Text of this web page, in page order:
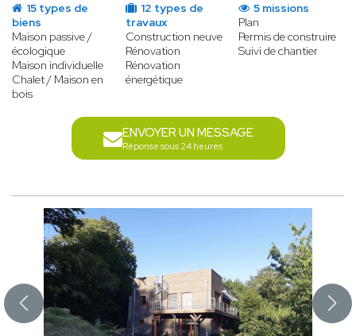
15 types de
biens
Maison passive /
écologique
Maison individuelle
Chalet / Maison en
bois
12 types de
travaux
Construction neuve
Rénovation
Rénovation
énergétique
5 missions
Plan
Permis de construire
Suivi de chantier
ENVOYER UN MESSAGE
Réponse sous 24 heures